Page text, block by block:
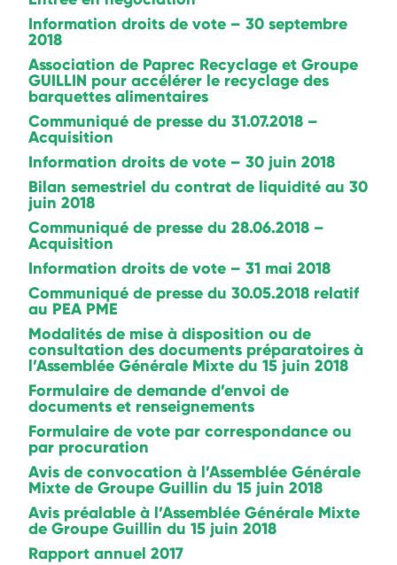
Information droits de vote – 30 septembre
2018
Association de Paprec Recyclage et Groupe
GUILLIN pour accélérer le recyclage des
barquettes alimentaires
Communiqué de presse du 31.07.2018 –
Acquisition
Information droits de vote – 30 juin 2018
Bilan semestriel du contrat de liquidité au 30
juin 2018
Communiqué de presse du 28.06.2018 –
Acquisition
Information droits de vote – 31 mai 2018
Communiqué de presse du 30.05.2018 relatif
au PEA PME
Modalités de mise à disposition ou de
consultation des documents préparatoires à
l’Assemblée Générale Mixte du 15 juin 2018
Formulaire de demande d’envoi de
documents et renseignements
Formulaire de vote par correspondance ou
par procuration
Avis de convocation à l’Assemblée Générale
Mixte de Groupe Guillin du 15 juin 2018
Avis préalable à l’Assemblée Générale Mixte
de Groupe Guillin du 15 juin 2018
Rapport annuel 2017